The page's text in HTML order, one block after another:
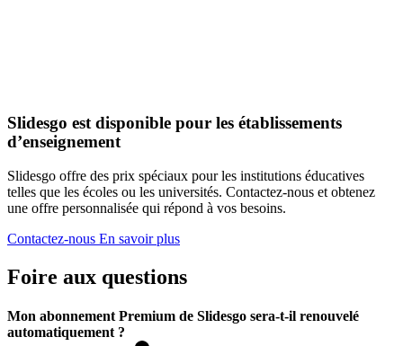
Slidesgo est disponible pour les établissements
d’enseignement
Slidesgo offre des prix spéciaux pour les institutions éducatives
telles que les écoles ou les universités. Contactez-nous et obtenez
une offre personnalisée qui répond à vos besoins.
Contactez-nous En savoir plus
Foire aux questions
Mon abonnement Premium de Slidesgo sera-t-il renouvelé
automatiquement ?